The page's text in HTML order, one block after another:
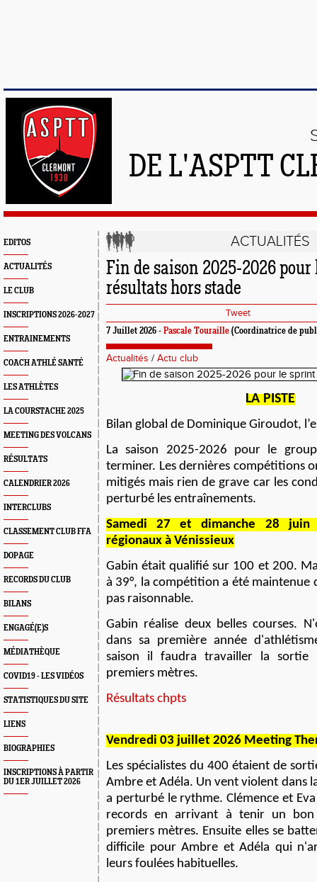
DE L'ASPTT
EDITOS
ACTUALITÉS
LE CLUB
INSCRIPTIONS 2026-2027
ENTRAINEMENTS
COACH ATHLÉ SANTÉ
LES ATHLÈTES
LA COURSTACHE 2025
MEETING DES VOLCANS
RÉSULTATS
CALENDRIER 2026
INTERCLUBS
CLASSEMENT CLUB FFA
DOPAGE
RECORDS DU CLUB
BILANS
ENGAGÉ(E)S
MÉDIATHÈQUE
COVID19 - LES VIDÉOS
STATISTIQUES DU SITE
LIENS
BIOGRAPHIES
INSCRIPTIONS À PARTIR
DU 1ER JUILLET 2026
ACTUALITÉS
Fin de saison 2025-2026
résultats hors stade
Tweet
7 Juillet 2026 - Pascale Touraille (Coordinatrice de
Actualités / Actu club
LA PISTE
Bilan global de Dominique Giroudot,
La saison 2025-2026 pour le
terminer. Les dernières compétitions
mitigés mais rien de grave car les
perturbé les entraînements.
Samedi 27 et dimanche 28 juin
régionaux à Vénissieux
Gabin était qualifié sur 100 et 200.
à 39°, la compétition a été maintenue
pas raisonnable.
Gabin réalise deux belles courses.
dans sa première année
saison il faudra travailler la
premiers mètres.
Résultats chpts
Vendredi 03 juillet 2026 Meeting
Les spécialistes du 400 étaient de
Ambre et Adéla. Un vent violent dans
a perturbé le rythme. Clémence et
records en arrivant à tenir un
premiers mètres. Ensuite elles se
difficile pour Ambre et Adéla qui
leurs foulées habituelles.